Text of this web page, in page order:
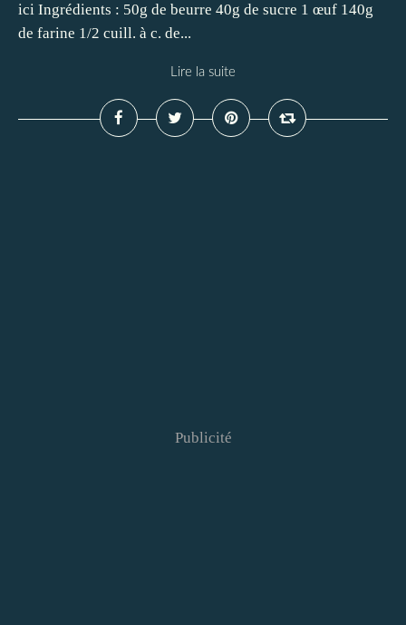
ici Ingrédients : 50g de beurre 40g de sucre 1 œuf 140g
de farine 1/2 cuill. à c. de...
Lire la suite
Publicité